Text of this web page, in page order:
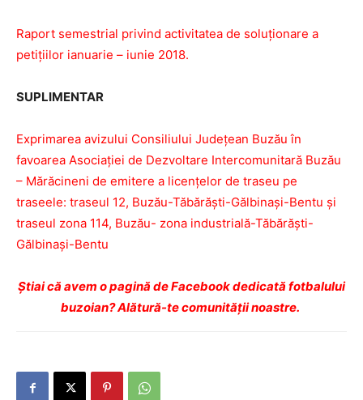
Raport semestrial privind activitatea de soluționare a
petițiilor ianuarie – iunie 2018.
SUPLIMENTAR
Exprimarea avizului Consiliului Județean Buzău în
favoarea Asociației de Dezvoltare Intercomunitară Buzău
– Mărăcineni de emitere a licențelor de traseu pe
traseele: traseul 12, Buzău-Tăbărăști-Gălbinași-Bentu și
traseul zona 114, Buzău- zona industrială-Tăbărăști-
Gălbinași-Bentu
Navigare
Ştiai că avem o pagină de Facebook dedicată fotbalului
buzoian? Alătură-te comunității noastre.